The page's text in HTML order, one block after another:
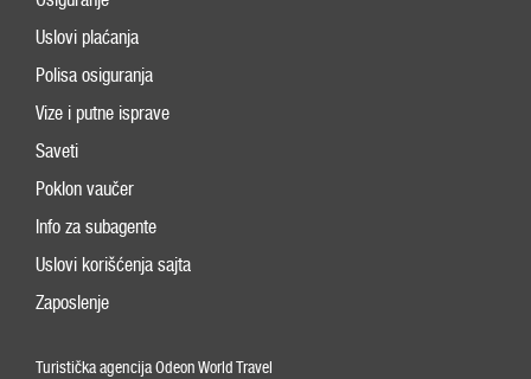
Uslovi plaćanja
Polisa osiguranja
Vize i putne isprave
Saveti
Poklon vaučer
Info za subagente
Uslovi korišćenja sajta
Zaposlenje
Turistička agencija Odeon World Travel